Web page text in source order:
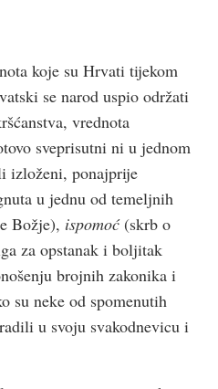
koje su Hrvati tijekom
se narod uspio održati
vrednota
sveprisutni ni u jednom
izloženi, ponajprije
u jednu od temeljnih
Božje), ispomoć (skrb o
za opstanak i boljitak
brojnih zakonika i
su neke od spomenutih
u svoju svakodnevicu i